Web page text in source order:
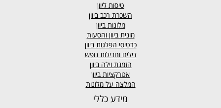
טיסות ליוון
השכרת רכב ביוון
מלונות ביוון
מונית ביוון והסעות
כרטיסי הפלגות ביוון
דילים וחבילות נופש
הזמנת וילה ביוון
אטרקציות ביוון
המלצה על מלונות
מידע כללי